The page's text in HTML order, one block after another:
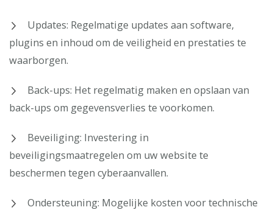
Updates: Regelmatige updates aan software,
plugins en inhoud om de veiligheid en prestaties te
waarborgen.
Back-ups: Het regelmatig maken en opslaan van
back-ups om gegevensverlies te voorkomen.
Beveiliging: Investering in
beveiligingsmaatregelen om uw website te
beschermen tegen cyberaanvallen.
Ondersteuning: Mogelijke kosten voor technische